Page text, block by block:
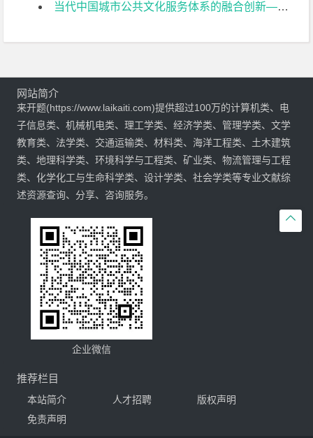
当代中国城市公共文化服务体系的融合创新——基于空间、弹性、制度三要素的研究开题报告

网站简介
来开题(https://www.laikaiti.com)提供超过100万的计算机类、电
子信息类、机械机电类、理工学类、经济学类、管理学类、文学
教育类、法学类、交通运输类、材料类、海洋工程类、土木建筑
类、地理科学类、环境科学与工程类、矿业类、物流管理与工程
类、化学化工与生命科学类、设计学类、社会学类等专业文献综
述资源查询、分享、咨询服务。
企业微信
推荐栏目
本站简介 人才招聘
版权声明
免责声明